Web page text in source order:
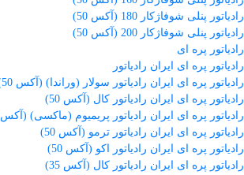
رادیاتور پنلی شوفاژکار 180 (آکس 50)
رادیاتور پنلی شوفاژکار 200 (آکس 50)
رادیاتور پره ای
رادیاتور پره ای ایران رادیاتور
رادیاتور پره ای ایران رادیاتور سولار (وراندا) (آکس 50)
رادیاتور پره ای ایران رادیاتور کال (آکس 50)
رادیاتور پره ای ایران رادیاتور پریمیوم (ماکسی) (آکس 50)
رادیاتور پره ای ایران رادیاتور ترمو (آکس 50)
رادیاتور پره ای ایران رادیاتور اکو (آکس 50)
رادیاتور پره ای ایران رادیاتور کال (آکس 35)